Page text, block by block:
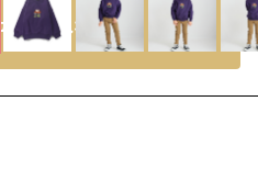
カートに入れる